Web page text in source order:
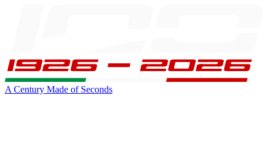
A Century Made of Seconds